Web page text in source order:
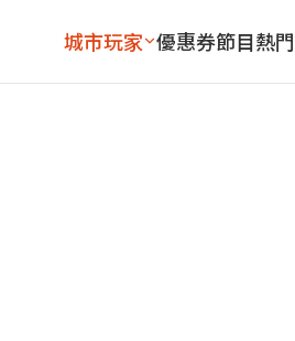
城市玩家 優惠券節目熱門